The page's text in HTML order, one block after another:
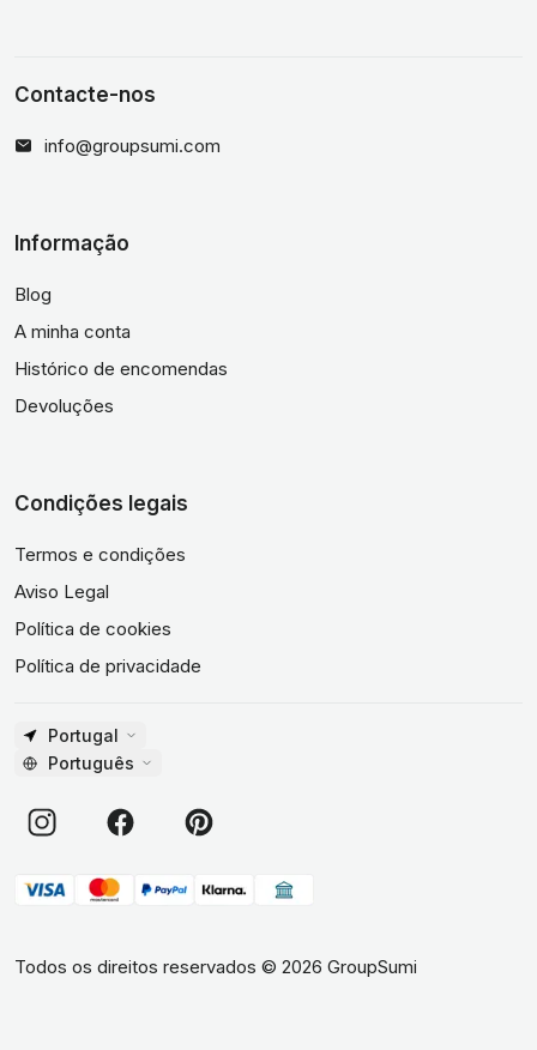
Contacte-nos
info@groupsumi.com
Informação
Blog
A minha conta
Histórico de encomendas
Devoluções
Condições legais
Termos e condições
Aviso Legal
Política de cookies
Política de privacidade
Portugal
Português
Todos os direitos reservados © 2026 GroupSumi